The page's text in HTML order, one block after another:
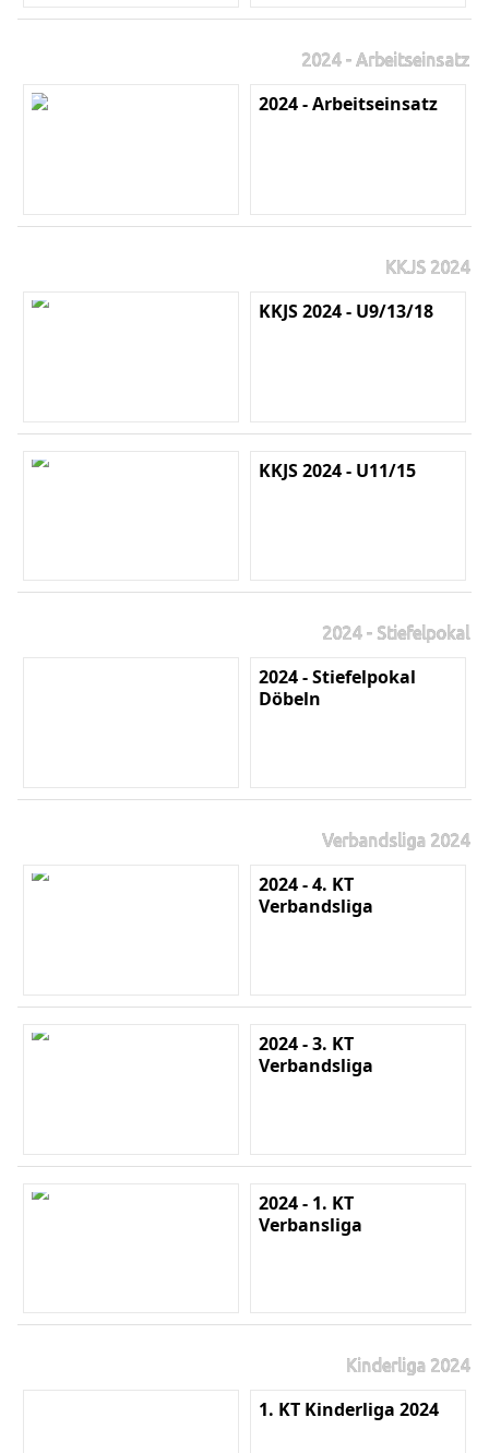
2024 - Arbeitseinsatz
2024 - Arbeitseinsatz
KKJS 2024
KKJS 2024 - U9/13/18
KKJS 2024 - U11/15
2024 - Stiefelpokal
2024 - Stiefelpokal
Döbeln
Verbandsliga 2024
2024 - 4. KT
Verbandsliga
2024 - 3. KT
Verbandsliga
2024 - 1. KT
Verbansliga
Kinderliga 2024
1. KT Kinderliga 2024